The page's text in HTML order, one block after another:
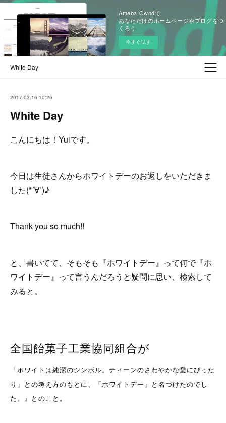
Ameba Owndで
あなただけのホームページやブログをつ
くろう
今すぐ試す
White Day
2017.03.16 10:26
White Day
こんにちは！Yuiです。
今日は生徒さんからホワイトデーのお返しをいただきま
した(*´∀`)♪
Thank you so much!!
と、書いてて、そもそも『ホワイトデー』って何で『ホ
ワイトデー』って言うんだろうと疑問に思い、検索して
みると。
全国飴菓子工業協同組合が
「ホワイトは純潔のシンボル。ティーンのさわやかな愛にぴった
り」との考え方のもとに、「ホワイトデー」と名づけたのでし
た。』とのこと。